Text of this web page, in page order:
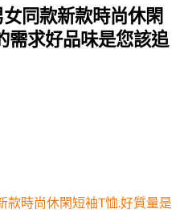
同款新款時尚休閑
需求好品味是您該追
款時尚休閑短袖T恤.好質量是